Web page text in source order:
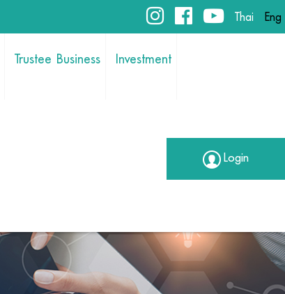
Thai Eng
Trustee Business Investment
Login